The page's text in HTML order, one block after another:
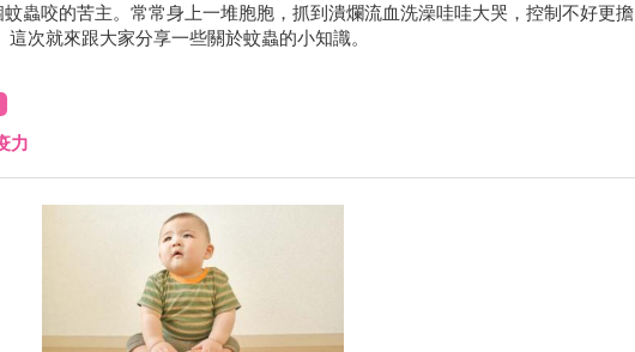
蟲咬的苦主。常常身上一堆胞胞，抓到潰爛流血洗澡哇哇大哭，控制不好更擔
次就來跟大家分享一些關於蚊蟲的小知識。
力